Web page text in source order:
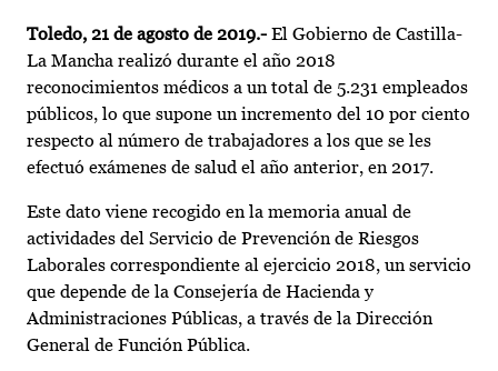
Toledo, 21 de agosto de 2019.- El Gobierno de Castilla-
La Mancha realizó durante el año 2018
reconocimientos médicos a un total de 5.231 empleados
públicos, lo que supone un incremento del 10 por ciento
respecto al número de trabajadores a los que se les
efectuó exámenes de salud el año anterior, en 2017.
Este dato viene recogido en la memoria anual de
actividades del Servicio de Prevención de Riesgos
Laborales correspondiente al ejercicio 2018, un servicio
que depende de la Consejería de Hacienda y
Administraciones Públicas, a través de la Dirección
General de Función Pública.